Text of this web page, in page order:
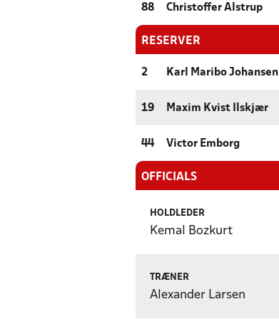
88 Christoffer Alstrup
RESERVER
2 Karl Maribo Johansen
19 Maxim Kvist Ilskjær
44 Victor Emborg
OFFICIALS
HOLDLEDER
Kemal Bozkurt
TRÆNER
Alexander Larsen